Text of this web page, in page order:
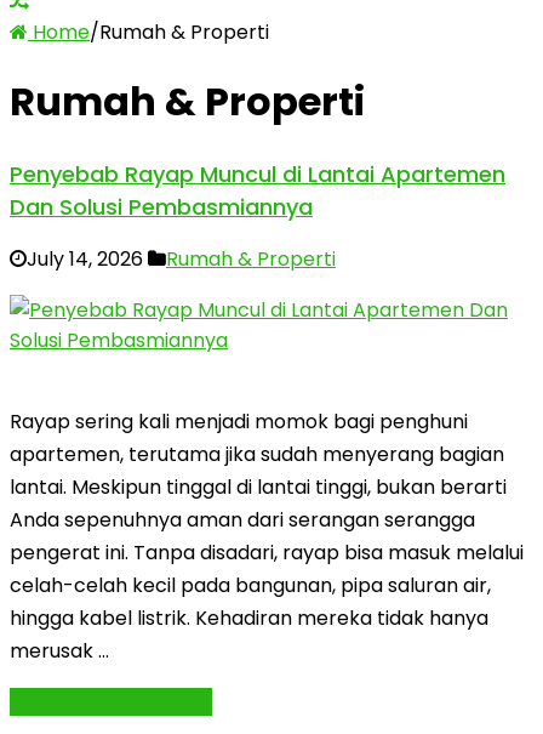
Home/Rumah & Properti
Rumah & Properti
Penyebab Rayap Muncul di Lantai Apartemen
Dan Solusi Pembasmiannya
July 14, 2026 Rumah & Properti
Rayap sering kali menjadi momok bagi penghuni
apartemen, terutama jika sudah menyerang bagian
lantai. Meskipun tinggal di lantai tinggi, bukan berarti
Anda sepenuhnya aman dari serangan serangga
pengerat ini. Tanpa disadari, rayap bisa masuk melalui
celah-celah kecil pada bangunan, pipa saluran air,
hingga kabel listrik. Kehadiran mereka tidak hanya
merusak …